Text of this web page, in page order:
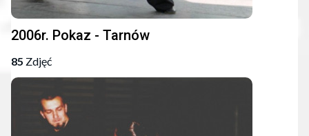
2006r. Pokaz - Tarnów
85 Zdjęć